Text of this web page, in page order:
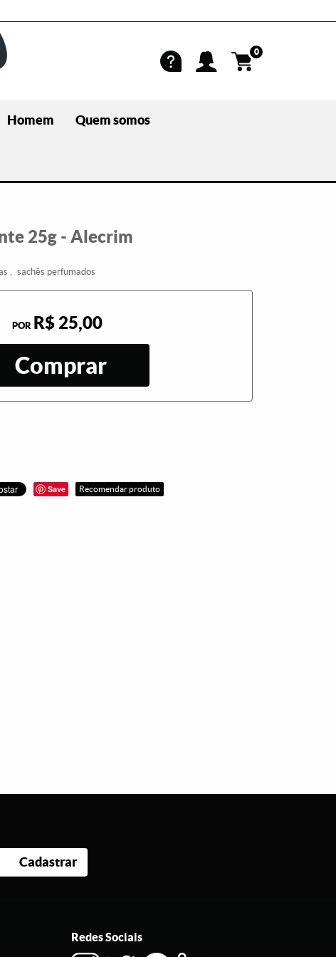
0
Homem Quem somos
25g - Alecrim
sachês perfumados
POR R$ 25,00
Comprar
Save Recomendar produto
Cadastrar
Redes Sociais